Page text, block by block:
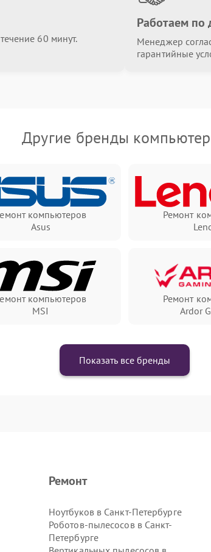
60 минут.
Работаем по
Менеджер
гарантийные
Другие бренды
компьютеров
Asus
Ремонт
компьютеров
MSI
Ремонт
Ardor
Показать все бренды
Ремонт
Ноутбуков в Санкт-Петербурге
Роботов-пылесосов в Санкт-
Петербурге